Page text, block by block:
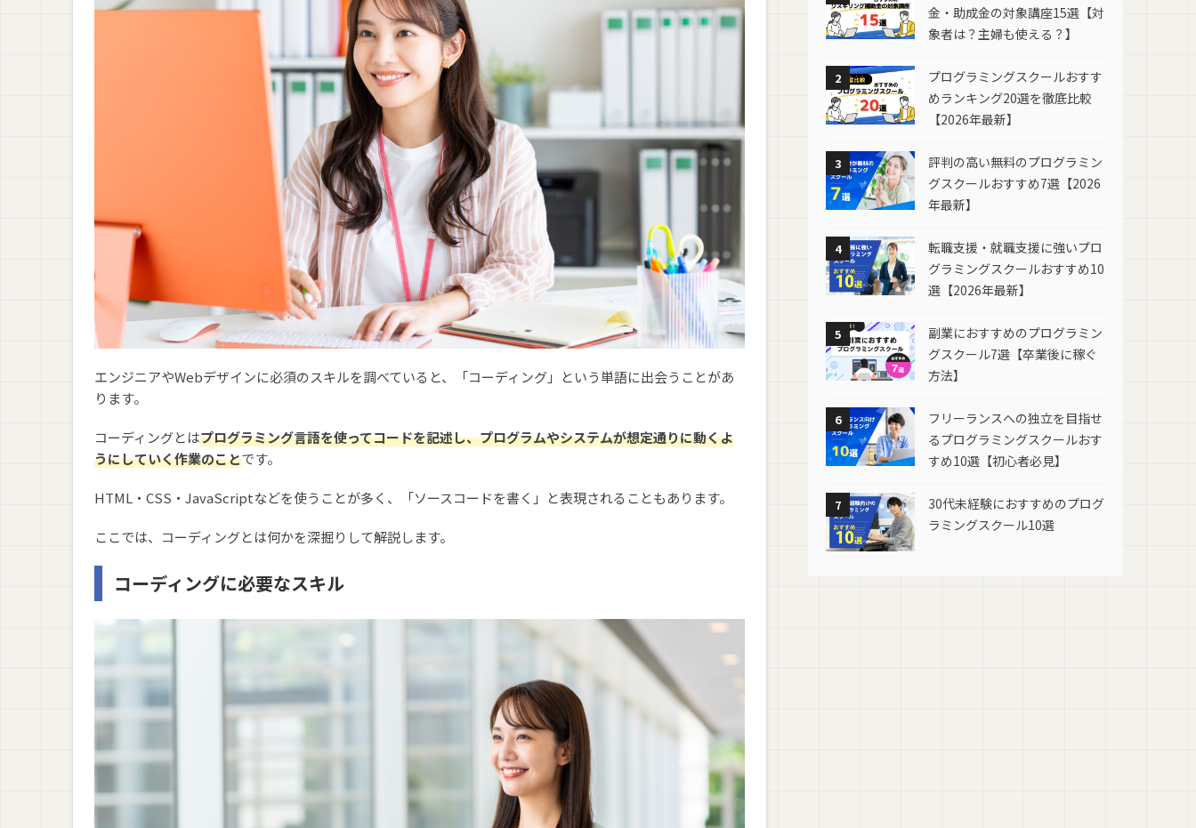
コーディングをプログラミングスクールで学んだ後のおすすめのキャリア
3. マークアップエンジニア
コーディングを学びたい人必見！プログラミングスクールの受講者データまとめ
プログラミングスクールのオンライン/教室通学の比率
プログラミングスクールの受講期間の分布
プログラミングスクールで挫折した人の割合
働きながらプログラミングスクールを受講した人の割合
プログラミングスクールの受講生の年代の分布
まとめ：コーディングが学べるプログラミングスクールおすすめ7選【Webデザインも学べる】
エンジニアやWebデザインに必須のスキルを調べていると、「コーディング」という単語に出会うことがあ
ります。
コーディングとはプログラミング言語を使ってコードを記述し、プログラムやシステムが想定通りに動くよ
うにしていく作業のことです。
HTML・CSS・JavaScriptなどを使うことが多く、「ソースコードを書く」と表現されることもあります。
ここでは、コーディングとは何かを深掘りして解説します。
コーディングに必要なスキル
金・助成金の対象講座15選【対
象者は？主婦も使える？】
2
プログラミングスクールおすす
めランキング20選を徹底比較
【2026年最新】
3
評判の高い無料のプログラミン
グスクールおすすめ7選【2026
年最新】
4
転職支援・就職支援に強いプロ
グラミングスクールおすすめ10
選【2026年最新】
5
副業におすすめのプログラミン
グスクール7選【卒業後に稼ぐ
方法】
6
フリーランスへの独立を目指せ
るプログラミングスクールおす
すめ10選【初心者必見】
7
30代未経験におすすめのプログ
ラミングスクール10選